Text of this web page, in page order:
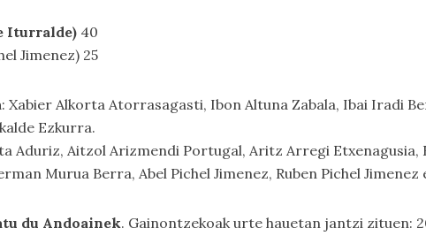
Iturralde) 40
Jimenez) 25
: Xabier Alkorta Atorrasagasti, Ibon Altuna Zabala, Ibai Iradi
Ezkurra.
Aduriz, Aitzol Arizmendi Portugal, Aritz Arregi Etxenagusia,
Murua Berra, Abel Pichel Jimenez, Ruben Pichel
du Andoainek. Gainontzekoak urte hauetan jantzi zituen: